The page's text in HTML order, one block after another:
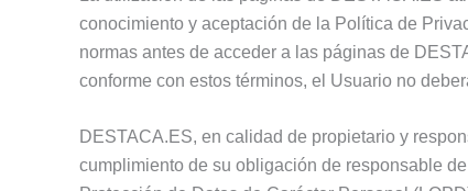
conocimiento y aceptación de la Política de
normas antes de acceder a las páginas de
conforme con estos términos, el Usuario no
DESTACA.ES, en calidad de propietario y
cumplimiento de su obligación de responsable